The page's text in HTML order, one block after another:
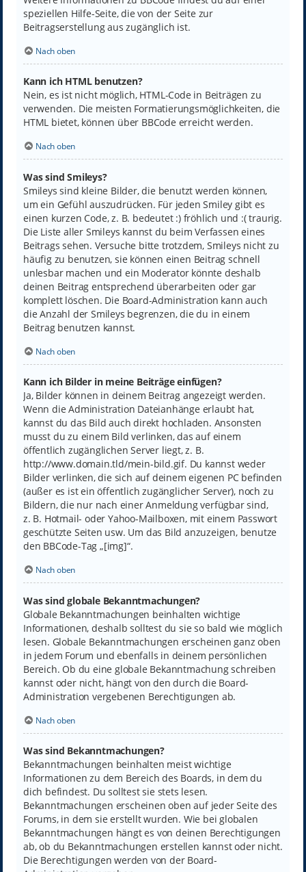
speziellen Hilfe-Seite, die von der Seite zur
Beitragserstellung aus zugänglich ist.
Nach oben
Kann ich HTML benutzen?
Nein, es ist nicht möglich, HTML-Code in Beiträgen zu
verwenden. Die meisten Formatierungsmöglichkeiten, die
HTML bietet, können über BBCode erreicht werden.
Nach oben
Was sind Smileys?
Smileys sind kleine Bilder, die benutzt werden können,
um ein Gefühl auszudrücken. Für jeden Smiley gibt es
einen kurzen Code, z. B. bedeutet :) fröhlich und :( traurig.
Die Liste aller Smileys kannst du beim Verfassen eines
Beitrags sehen. Versuche bitte trotzdem, Smileys nicht zu
häufig zu benutzen, sie können einen Beitrag schnell
unlesbar machen und ein Moderator könnte deshalb
deinen Beitrag entsprechend überarbeiten oder gar
komplett löschen. Die Board-Administration kann auch
die Anzahl der Smileys begrenzen, die du in einem
Beitrag benutzen kannst.
Nach oben
Kann ich Bilder in meine Beiträge einfügen?
Ja, Bilder können in deinem Beitrag angezeigt werden.
Wenn die Administration Dateianhänge erlaubt hat,
kannst du das Bild auch direkt hochladen. Ansonsten
musst du zu einem Bild verlinken, das auf einem
öffentlich zugänglichen Server liegt, z. B.
http://www.domain.tld/mein-bild.gif. Du kannst weder
Bilder verlinken, die sich auf deinem eigenen PC befinden
(außer es ist ein öffentlich zugänglicher Server), noch zu
Bildern, die nur nach einer Anmeldung verfügbar sind,
z. B. Hotmail- oder Yahoo-Mailboxen, mit einem Passwort
geschützte Seiten usw. Um das Bild anzuzeigen, benutze
den BBCode-Tag „[img]“.
Nach oben
Was sind globale Bekanntmachungen?
Globale Bekanntmachungen beinhalten wichtige
Informationen, deshalb solltest du sie so bald wie möglich
lesen. Globale Bekanntmachungen erscheinen ganz oben
in jedem Forum und ebenfalls in deinem persönlichen
Bereich. Ob du eine globale Bekanntmachung schreiben
kannst oder nicht, hängt von den durch die Board-
Administration vergebenen Berechtigungen ab.
Nach oben
Was sind Bekanntmachungen?
Bekanntmachungen beinhalten meist wichtige
Informationen zu dem Bereich des Boards, in dem du
dich befindest. Du solltest sie stets lesen.
Bekanntmachungen erscheinen oben auf jeder Seite des
Forums, in dem sie erstellt wurden. Wie bei globalen
Bekanntmachungen hängt es von deinen Berechtigungen
ab, ob du Bekanntmachungen erstellen kannst oder nicht.
Die Berechtigungen werden von der Board-